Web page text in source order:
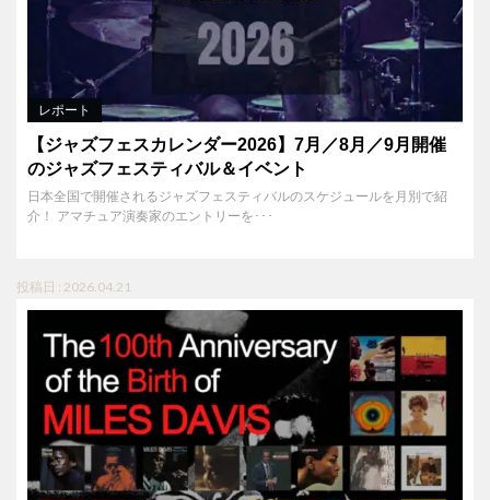
レポート
【ジャズフェスカレンダー2026】7月／8月／9月開催
のジャズフェスティバル＆イベント
日本全国で開催されるジャズフェスティバルのスケジュールを月別で紹
介！ アマチュア演奏家のエントリーを･･･
投稿日 : 2026.04.21